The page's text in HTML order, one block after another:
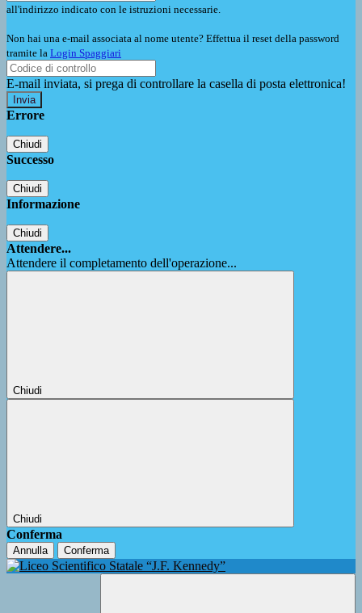
all'indirizzo indicato con le istruzioni necessarie.
Non hai una e-mail associata al nome utente? Effettua il reset della password
tramite la Login Spaggiari
E-mail inviata, si prega di controllare la casella di posta elettronica!
Errore
Chiudi
Successo
Chiudi
Informazione
Chiudi
Attendere...
Attendere il completamento dell'operazione...
Chiudi
Chiudi
Conferma
Annulla Conferma